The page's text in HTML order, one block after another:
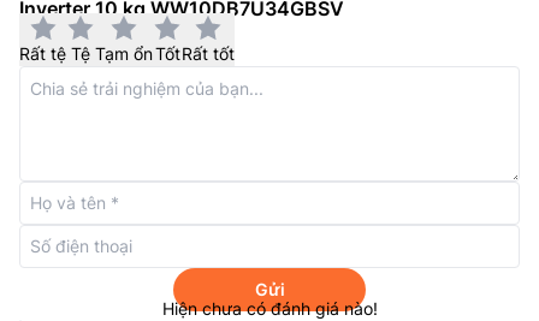
Động cơ Digital Inverter
Máy giặt Samsung 10kgWW10DB7U34GBSV được
trang bị động cơ Digital Inverter được bảo hành 20
vận hành, giúp tiết kiệm điện năng, vận hành êm ái,
bền bỉ.
Inverter 10 kg WW10DB7U34GBSV
Rất tệ Tệ Tạm ổnTốtRất tốt
Gửi
Hiện chưa có đánh giá nào!